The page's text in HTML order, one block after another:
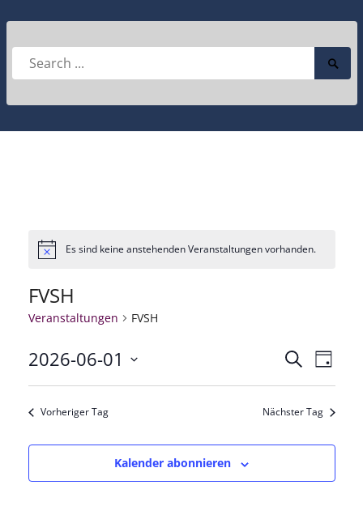
Search
HinweisEs sind keine anstehenden Veranstaltungen vorhanden.
FVSH
Veranstaltungen FVSH
SucheTag
2026-06-01
Datum
Vorheriger Tag Nächster Tag
Kalender abonnieren